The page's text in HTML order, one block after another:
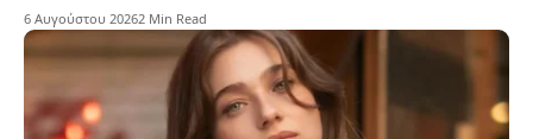
6 Αυγούστου 20262 Min Read